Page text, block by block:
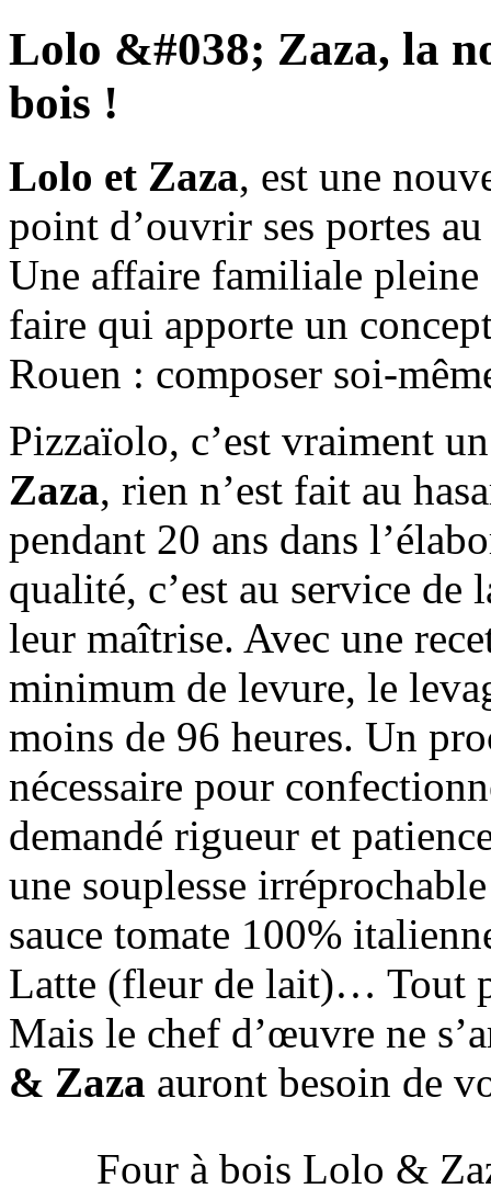
Lolo &#038; Zaza, la
bois !
Lolo et Zaza, est une
point d’ouvrir ses portes
Une affaire familiale pleine
faire qui apporte un
Rouen : composer soi-
Pizzaïolo, c’est vraiment
Zaza, rien n’est fait au
pendant 20 ans dans
qualité, c’est au service de
leur maîtrise. Avec une
minimum de levure, le
moins de 96 heures. Un
nécessaire pour
demandé rigueur et
une souplesse
sauce tomate 100%
Latte (fleur de lait)… Tout
Mais le chef d’œuvre ne
& Zaza auront besoin de
Four à bois Lolo &